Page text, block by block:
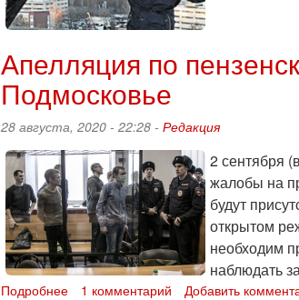
Апелляция по
Подмосковье
28 августа, 2020 - 22:28 - Редакция
2 сентября
жалобы на
будут
открытом
необходим
наблюдать
Подробнее 1 комментарий Добавить